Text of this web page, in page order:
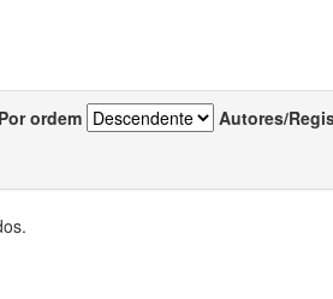
Por ordem Autores/